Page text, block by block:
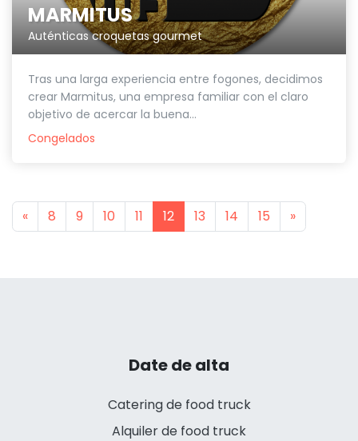
MARMITUS
Auténticas croquetas gourmet
Tras una larga experiencia entre fogones, decidimos
crear Marmitus, una empresa familiar con el claro
objetivo de acercar la buena...
Congelados
«Previous
8 9 10 11 12 13 14 15 »Next
Date de alta
Catering de food truck
Alquiler de food truck